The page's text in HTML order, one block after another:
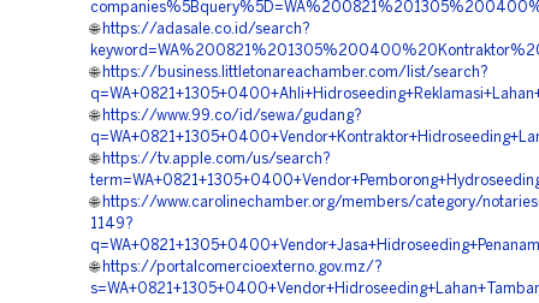
🌐 https://adasale.co.id/search?
🌐 https://business.littletonareachamber.com/list/search?
🌐 https://www.99.co/id/sewa/gudang?
🌐 https://tv.apple.com/us/search?
🌐 https://www.carolinechamber.org/members/category/
1149?
🌐 https://portalcomercioexterno.gov.mz/?